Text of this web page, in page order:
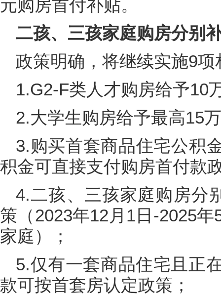
元购房首付补贴。
二孩、三孩家庭购房分别
政策明确，将继续实施9
1.G2-F类人才购房给予10
2.大学生购房给予最高15
3.购买首套商品住宅公积
积金可直接支付购房首付款
4.二孩、三孩家庭购房分
策（2023年12月1日-2025
家庭）；
5.仅有一套商品住宅且正
款可按首套房认定政策；